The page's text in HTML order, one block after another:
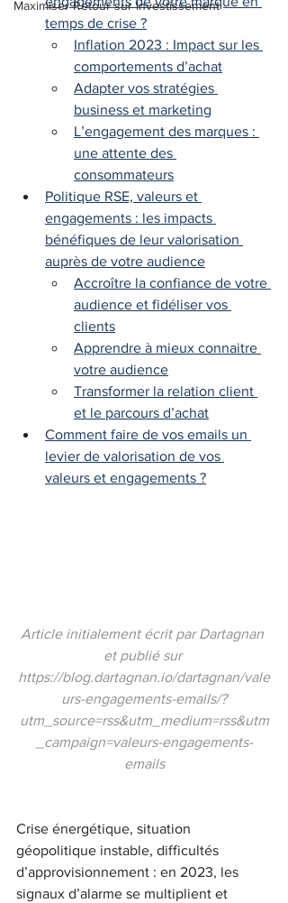
Maximiser Retour sur Investissement
temps de crise ?
Inflation 2023 : Impact sur les
comportements d’achat
Adapter vos stratégies
business et marketing
L’engagement des marques :
une attente des
consommateurs
Politique RSE, valeurs et
engagements : les impacts
bénéfiques de leur valorisation
auprès de votre audience
Accroître la confiance de votre
audience et fidéliser vos
clients
Apprendre à mieux connaitre
votre audience
Transformer la relation client
et le parcours d’achat
Comment faire de vos emails un
levier de valorisation de vos
valeurs et engagements ?
Article initialement écrit par Dartagnan
et publié sur
https://blog.dartagnan.io/dartagnan/vale
urs-engagements-emails/?
utm_source=rss&utm_medium=rss&utm
_campaign=valeurs-engagements-
emails
Crise énergétique, situation
géopolitique instable, difficultés
d’approvisionnement : en 2023, les
signaux d’alarme se multiplient et